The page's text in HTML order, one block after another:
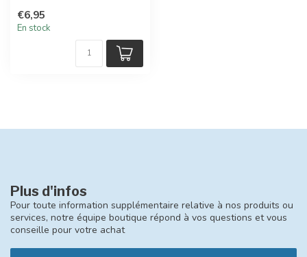
...
€6,95
En stock
Plus d'infos
Pour toute information supplémentaire relative à nos produits ou
services, notre équipe boutique répond à vos questions et vous
conseille pour votre achat